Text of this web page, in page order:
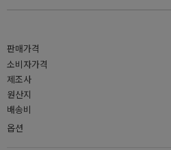
판매가격
소비자가격
제조사
원산지
배송비
옵션